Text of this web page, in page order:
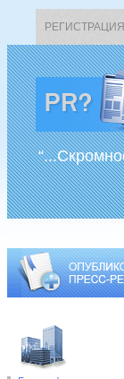
РЕГИСТРАЦИЯ